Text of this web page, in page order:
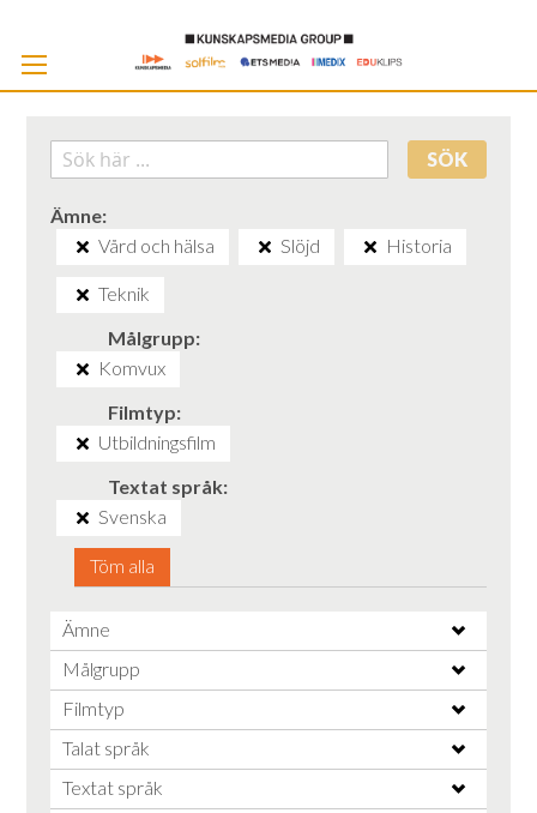
SÖK
Ämne
Vård och hälsa
Slöjd Historia
Teknik
Målgrupp
Komvux
Filmtyp
Utbildningsfilm
Textat språk
Svenska
Töm alla
Ämne
Målgrupp
Filmtyp
Talat språk
Textat språk